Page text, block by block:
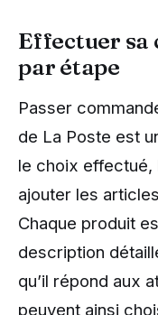
Effectuer sa
par étape
Passer
de La Poste est
le choix effectué,
ajouter les
Chaque produit
description
qu’il répond aux
peuvent ainsi